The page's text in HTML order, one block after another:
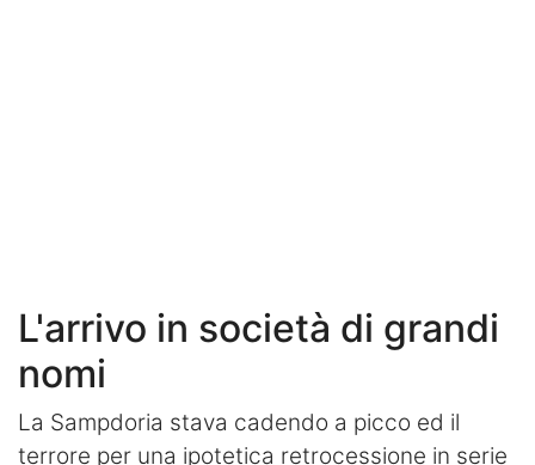
L'arrivo in società di grandi
nomi
La Sampdoria stava cadendo a picco ed il
terrore per una ipotetica retrocessione in serie